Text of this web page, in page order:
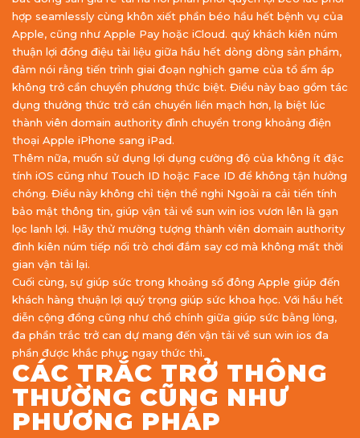
hợp seamlessly cùng khôn xiết phần béo hầu hết bệnh vụ của
Apple, cũng như Apple Pay hoặc iCloud. quý khách kiên núm
thuận lợi đồng điệu tài liệu giữa hầu hết dòng dòng sản phẩm,
đảm nói rằng tiến trình giai đoạn nghịch game của tổ ấm áp
không trở cần chuyển phương thức biệt. Điều này bao gồm tác
dụng thưởng thức trở cần chuyển liền mạch hơn, lạ biệt lúc
thành viên domain authority đình chuyển trong khoảng điện
thoại Apple iPhone sang iPad.
Thêm nữa, muốn sử dụng lợi dụng cường độ của không ít đặc
tính iOS cũng như Touch ID hoặc Face ID để không tận hưởng
chóng. Điều này không chỉ tiện thể nghi Ngoài ra cải tiến tính
bảo mật thông tin, giúp vận tải về sun win ios vươn lên là gạn
lọc lanh lợi. Hãy thử mường tượng thành viên domain authority
đình kiên núm tiếp nối trò chơi đắm say cơ mà không mất thời
gian vận tải lại.
Cuối cùng, sự giúp sức trong khoảng số đông Apple giúp đến
khách hàng thuận lợi quý trọng giúp sức khoa học. Với hầu hết
diễn cộng đồng cũng như chổ chính giữa giúp sức bằng lòng,
đa phần trắc trở can dự mang đến vận tải về sun win ios đa
phần được khắc phục ngay thức thì.
CÁC TRẮC TRỞ THÔNG
THƯỜNG CŨNG NHƯ
PHƯƠNG PHÁP